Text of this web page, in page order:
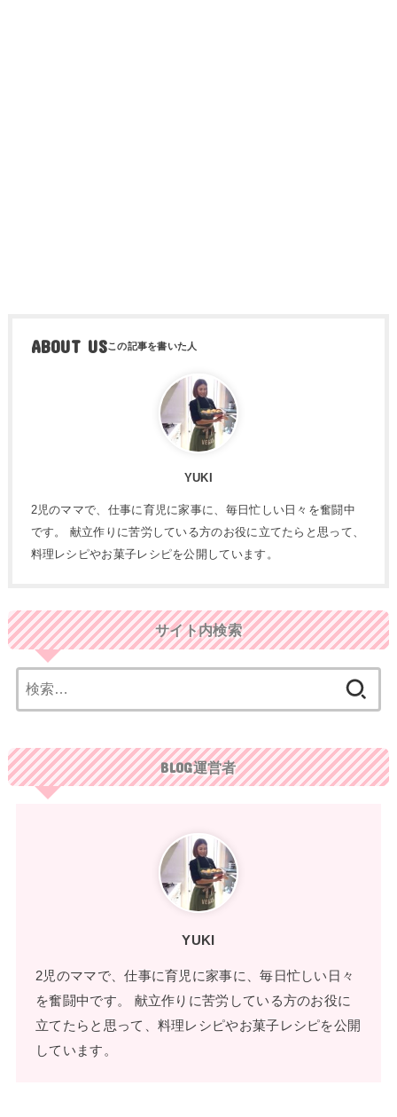
ABOUT US
YUKI
2児のママで、仕事に育児に家事に、毎日忙しい日々を奮闘中
です。 献立作りに苦労している方のお役に立てたらと思って、
料理レシピやお菓子レシピを公開しています。
サイト内検索
索:
BLOG運営者
YUKI
2児のママで、仕事に育児に家事に、毎日忙しい日々
を奮闘中です。 献立作りに苦労している方のお役に
立てたらと思って、料理レシピやお菓子レシピを公開
しています。